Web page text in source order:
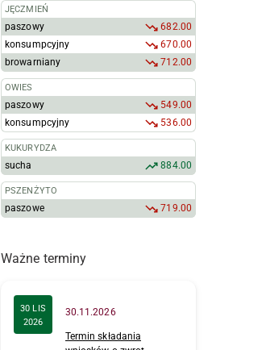
JĘCZMIEŃ
paszowy
682.00
konsumpcyjny
670.00
browarniany
712.00
OWIES
paszowy
549.00
konsumpcyjny
536.00
KUKURYDZA
sucha 884.00
PSZENŻYTO
paszowe 719.00
Ważne terminy
30 LIS
2026
30.11.2026
Termin składania